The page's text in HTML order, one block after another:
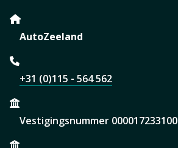
AutoZeeland
+31 (0)115 - 564 562
Vestigingsnummer 000017233100